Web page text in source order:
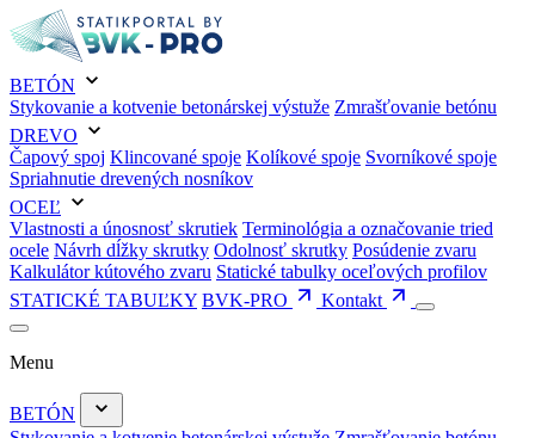
BETÓN
Stykovanie a kotvenie betonárskej výstuže Zmrašťovanie betónu
DREVO
Čapový spoj Klincované spoje Kolíkové spoje Svorníkové spoje
Spriahnutie drevených nosníkov
OCEĽ
Vlastnosti a únosnosť skrutiek Terminológia a označovanie tried
ocele Návrh dĺžky skrutky Odolnosť skrutky Posúdenie zvaru
Kalkulátor kútového zvaru Statické tabulky oceľových profilov
STATICKÉ TABUĽKY BVK-PRO Kontakt
Menu
BETÓN